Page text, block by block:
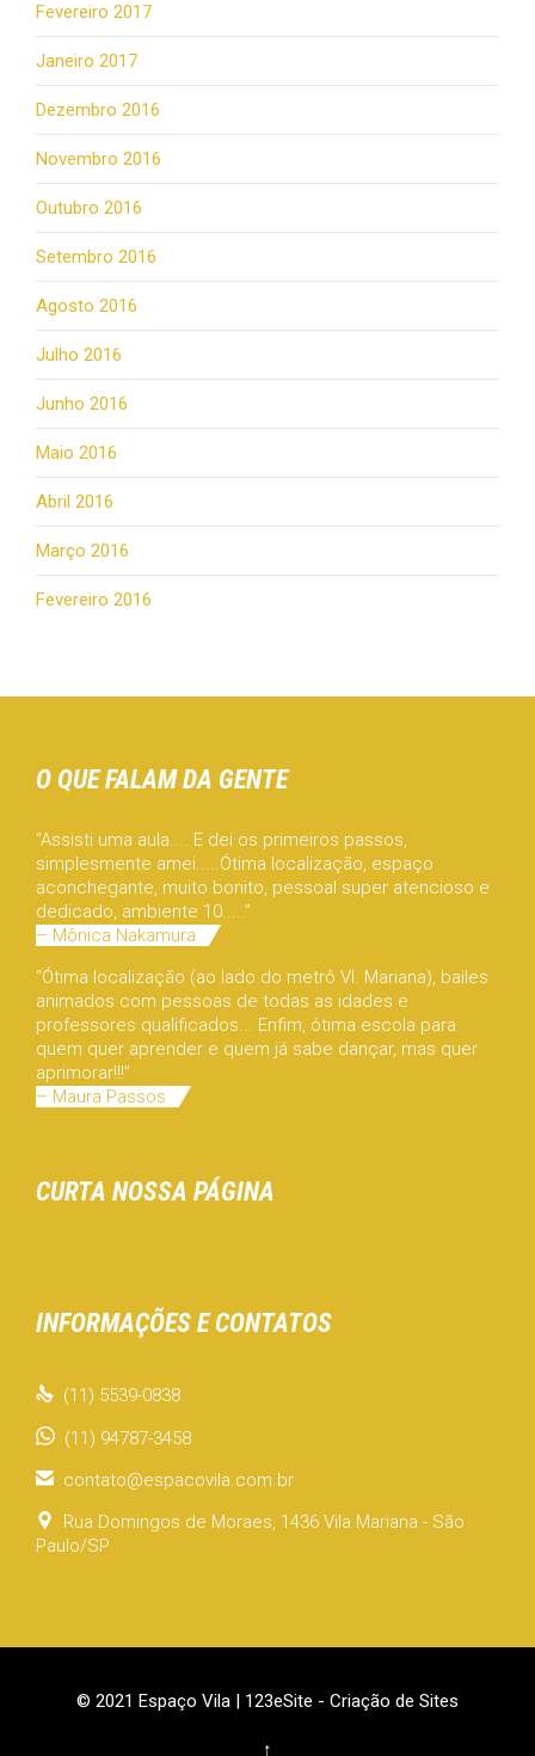
Fevereiro 2017
Janeiro 2017
Dezembro 2016
Novembro 2016
Outubro 2016
Setembro 2016
Agosto 2016
Julho 2016
Junho 2016
Maio 2016
Abril 2016
Março 2016
Fevereiro 2016
O QUE FALAM DA GENTE
“Assisti uma aula.... E dei os primeiros passos,
simplesmente amei.....Ótima localização, espaço
aconchegante, muito bonito, pessoal super atencioso e
dedicado, ambiente 10.....”
– Mônica Nakamura
“Ótima localização (ao lado do metrô Vl. Mariana), bailes
animados com pessoas de todas as idades e
professores qualificados... Enfim, ótima escola para
quem quer aprender e quem já sabe dançar, mas quer
aprimorar!!!”
– Maura Passos
CURTA NOSSA PÁGINA
INFORMAÇÕES E CONTATOS
 (11) 5539-0838
(11) 94787-3458
 contato@espacovila.com.br

Rua Domingos de Moraes, 1436 Vila Mariana - São
Paulo/SP
© 2021 Espaço Vila | 123eSite - Criação de Sites
↑